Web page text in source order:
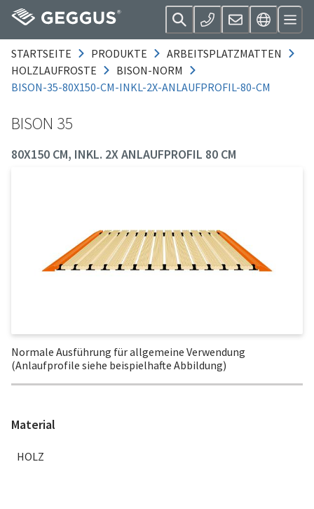
STARTSEITE PRODUKTE
ARBEITSPLATZMATTEN
HOLZLAUFROSTE
BISON-NORM
BISON-35-80X150-CM-INKL-2X-ANLAUFPROFIL-80-CM
BISON 35
80X150 CM, INKL. 2X ANLAUFPROFIL 80 CM
Normale Ausführung für allgemeine Verwendung
(Anlaufprofile siehe beispielhafte Abbildung)
Material
HOLZ